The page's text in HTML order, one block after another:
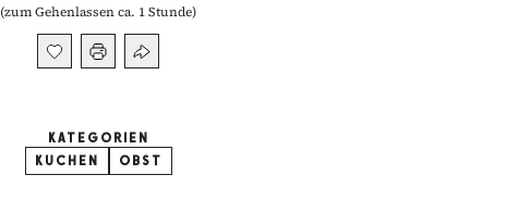
(zum Gehenlassen ca. 1 Stunde)
KATEGORIEN
KUCHEN
OBST